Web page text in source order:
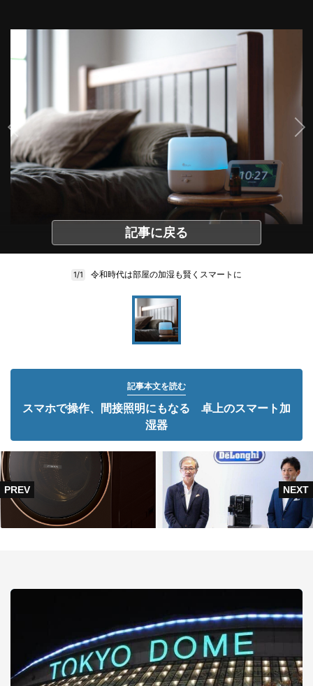
記事に戻る
1/1 令和時代は部屋の加湿も賢くスマートに
記事本文を読む
スマホで操作、間接照明にもなる 卓上のスマート加
湿器